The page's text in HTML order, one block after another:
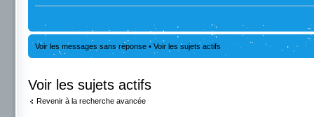
Voir les messages sans réponse • Voir les sujets actifs
Voir les sujets actifs
Revenir à la recherche avancée